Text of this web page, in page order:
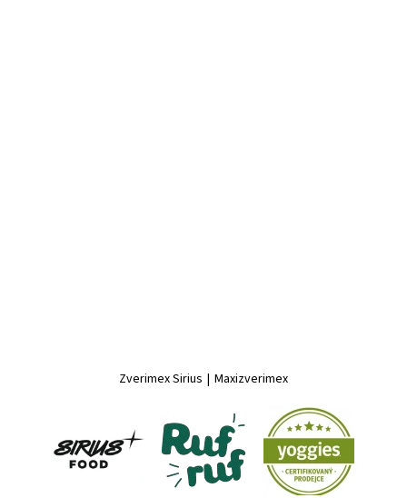
Zverimex Sirius | Maxizverimex